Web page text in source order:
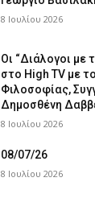
8 Ιουλίου 2026
Οι “Διάλογοι με
στο High TV με
Φιλοσοφίας,
Δημοσθένη
8 Ιουλίου 2026
08/07/26
8 Ιουλίου 2026